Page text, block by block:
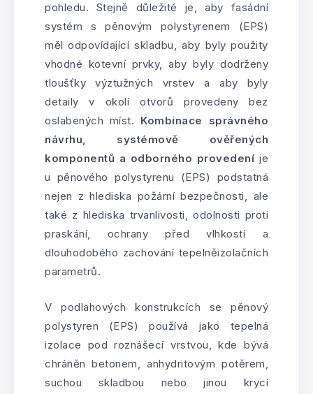
pohledu. Stejně důležité je, aby fasádní
systém s pěnovým polystyrenem (EPS)
měl odpovídající skladbu, aby byly použity
vhodné kotevní prvky, aby byly dodrženy
tloušťky výztužných vrstev a aby byly
detaily v okolí otvorů provedeny bez
oslabených míst. Kombinace správného
návrhu, systémově ověřených
komponentů a odborného provedení je
u pěnového polystyrenu (EPS) podstatná
nejen z hlediska požární bezpečnosti, ale
také z hlediska trvanlivosti, odolnosti proti
praskání, ochrany před vlhkostí a
dlouhodobého zachování tepelněizolačních
parametrů.
V podlahových konstrukcích se pěnový
polystyren (EPS) používá jako tepelná
izolace pod roznášecí vrstvou, kde bývá
chráněn betonem, anhydritovým potěrem,
suchou skladbou nebo jinou krycí